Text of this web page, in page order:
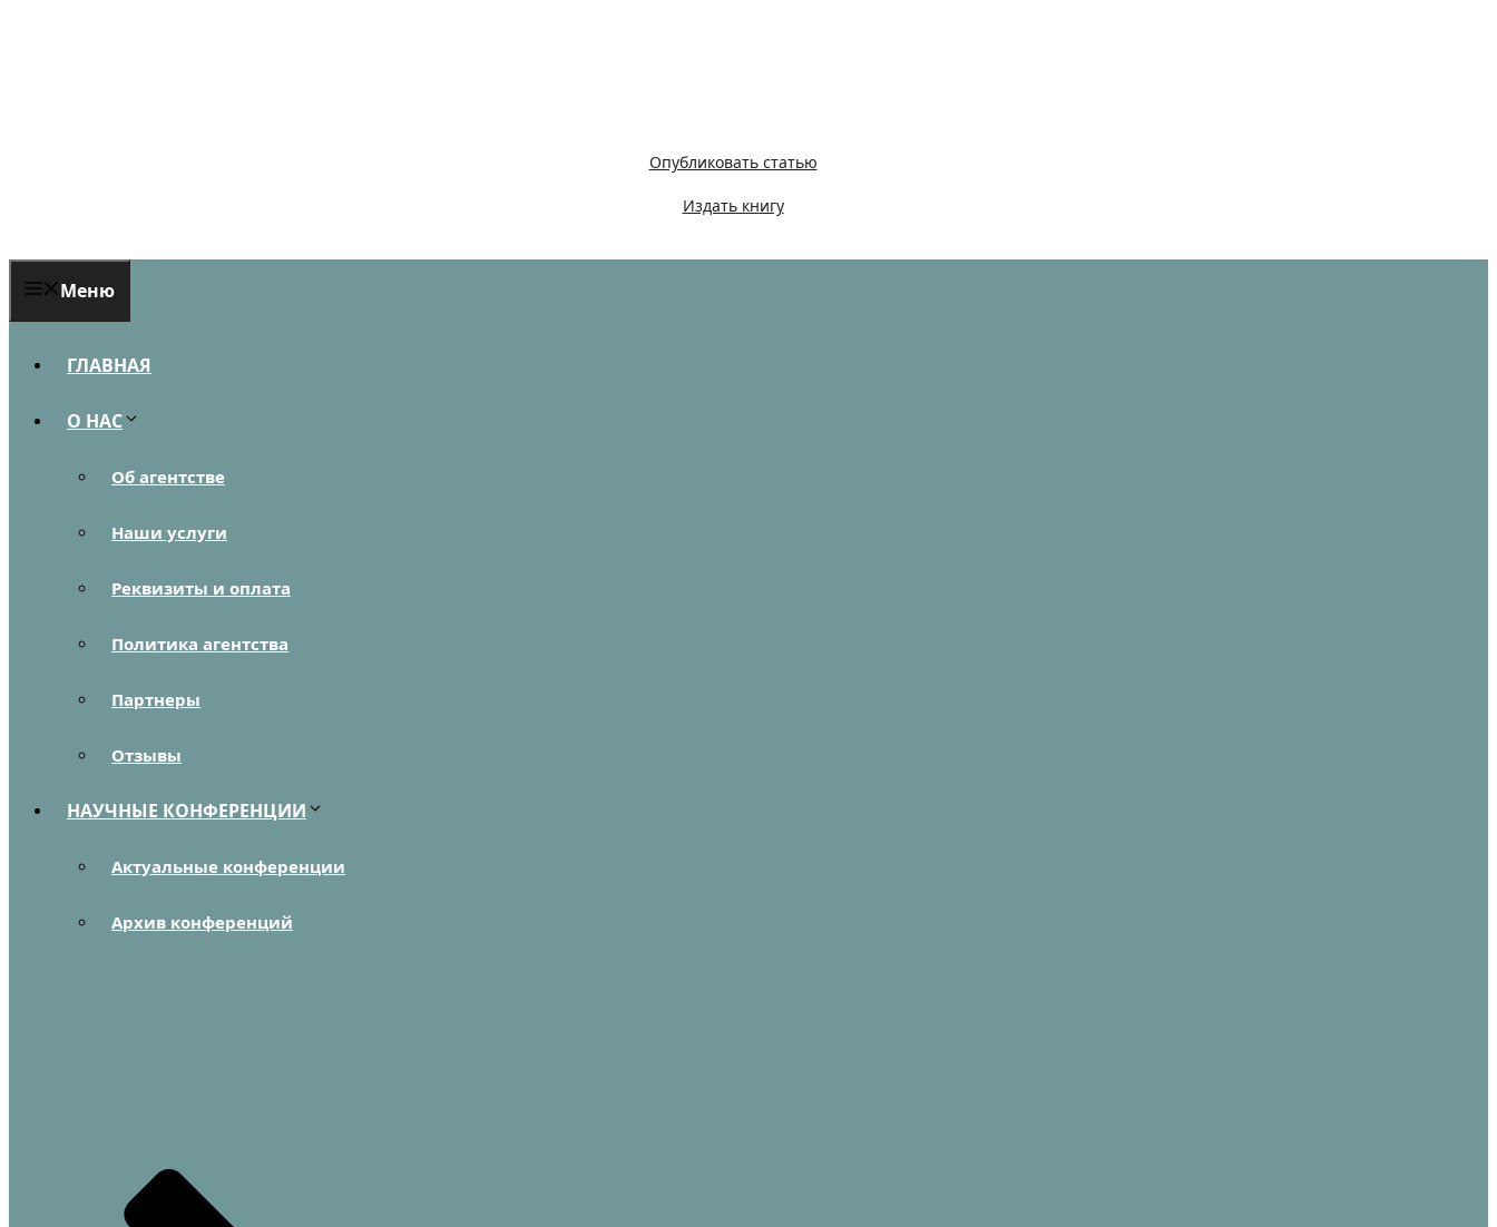
Опубликовать статью
Издать книгу
Меню
ГЛАВНАЯ
О НАС
Об агентстве
Наши услуги
Реквизиты и оплата
Политика агентства
Партнеры
Отзывы
НАУЧНЫЕ КОНФЕРЕНЦИИ
Актуальные конференции
Архив конференций